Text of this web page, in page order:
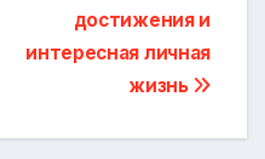
достижения и
интересная личная
жизнь